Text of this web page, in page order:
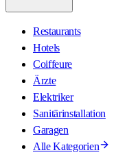
Restaurants
Hotels
Coiffeure
Ärzte
Elektriker
Sanitärinstallation
Garagen
Alle Kategorien